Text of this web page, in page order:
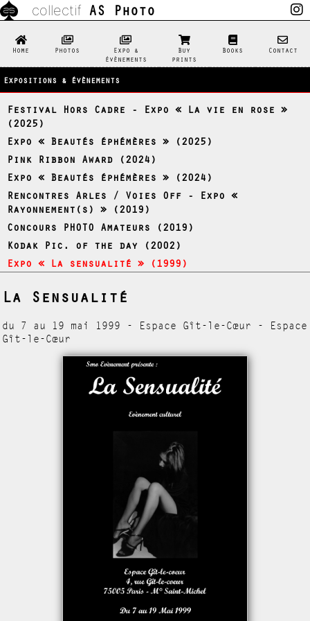
collectif AS Photo
Home Photos
Expo &
évènements
Buy
prints
Books Contact
Expositions & évènements
Festival Hors Cadre - Expo « La vie en rose »
(2025)
Expo « Beautés éphémères » (2025)
Pink Ribbon Award (2024)
Expo « Beautés éphémères » (2024)
Rencontres Arles / Voies Off - Expo «
Rayonnement(s) » (2019)
Concours PHOTO Amateurs (2019)
Kodak Pic. of the day (2002)
Expo « La sensualité » (1999)
La Sensualité
du 7 au 19 mai 1999 - Espace Gît-le-Cœur - Espace
Gît-le-Cœur